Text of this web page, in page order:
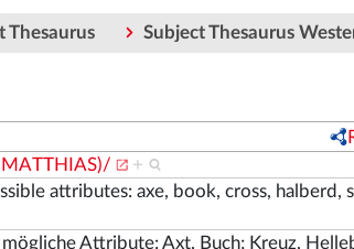
Thesaurus Subject Thesaurus
+
attributes: axe, book, cross, halberd,
Attribute: Axt, Buch; Kreuz,